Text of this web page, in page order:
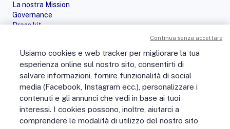
La nostra Mission
Governance
Press kit
Digital Services Act
PERSONE
No Fibra? No Party!
Posizioni aperte
La vita in Open Fiber
Lavora con noi
La nostra cultura
Usiamo cookies e web tracker per migliorare la tua
esperienza online sul nostro sito, consentirti di
salvare informazioni, fornire funzionalità di social
media (Facebook, Instagram ecc.), personalizzare i
contenuti e gli annunci che vedi in base ai tuoi
interessi. I cookies possono, inoltre, aiutarci a
comprendere le modalità di utilizzo del nostro sito
Continua senza accettare